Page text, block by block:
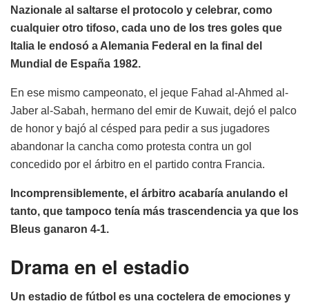
Nazionale al saltarse el protocolo y celebrar, como
cualquier otro tifoso, cada uno de los tres goles que
Italia le endosó a Alemania Federal en la final del
Mundial de España 1982.
En ese mismo campeonato, el jeque Fahad al-Ahmed al-
Jaber al-Sabah, hermano del emir de Kuwait, dejó el palco
de honor y bajó al césped para pedir a sus jugadores
abandonar la cancha como protesta contra un gol
concedido por el árbitro en el partido contra Francia.
Incomprensiblemente, el árbitro acabaría anulando el
tanto, que tampoco tenía más trascendencia ya que los
Bleus ganaron 4-1.
Drama en el estadio
Un estadio de fútbol es una coctelera de emociones y